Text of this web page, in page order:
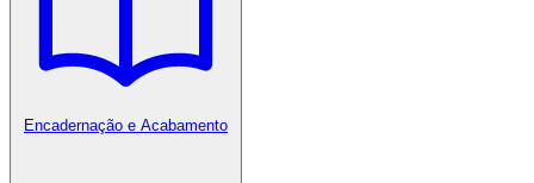
Encadernação e Acabamento